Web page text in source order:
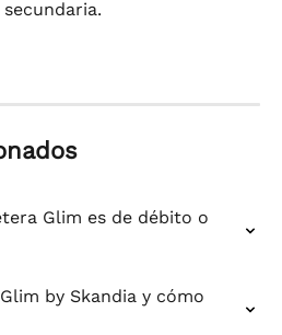
Glim es de débito o
by Skandia y cómo